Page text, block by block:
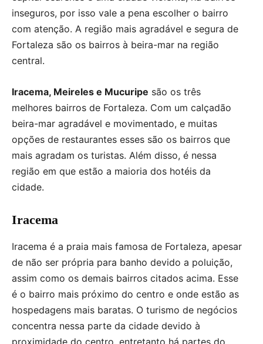
inseguros, por isso vale a pena escolher o bairro
com atenção. A região mais agradável e segura de
Fortaleza são os bairros à beira-mar na região
central.
Iracema, Meireles e Mucuripe são os três
melhores bairros de Fortaleza. Com um calçadão
beira-mar agradável e movimentado, e muitas
opções de restaurantes esses são os bairros que
mais agradam os turistas. Além disso, é nessa
região em que estão a maioria dos hotéis da
cidade.
Iracema
Iracema é a praia mais famosa de Fortaleza, apesar
de não ser própria para banho devido a poluição,
assim como os demais bairros citados acima. Esse
é o bairro mais próximo do centro e onde estão as
hospedagens mais baratas. O turismo de negócios
concentra nessa parte da cidade devido à